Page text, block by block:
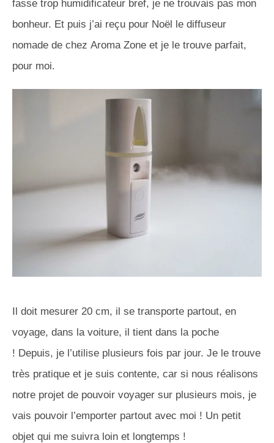
fasse trop humidificateur bref, je ne trouvais pas mon
bonheur. Et puis j’ai reçu pour Noël le diffuseur
nomade de chez Aroma Zone et je le trouve parfait,
pour moi.
Il doit mesurer 20 cm, il se transporte partout, en
voyage, dans la voiture, il tient dans la poche
! Depuis, je l’utilise plusieurs fois par jour. Je le trouve
très pratique et je suis contente, car si nous réalisons
notre projet de pouvoir voyager sur plusieurs mois, je
vais pouvoir l’emporter partout avec moi ! Un petit
objet qui me suivra loin et longtemps !